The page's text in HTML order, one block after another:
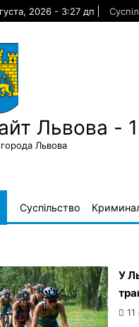
2026 - 3:27 дп
Львова -
Львова
Суспільство
У
11